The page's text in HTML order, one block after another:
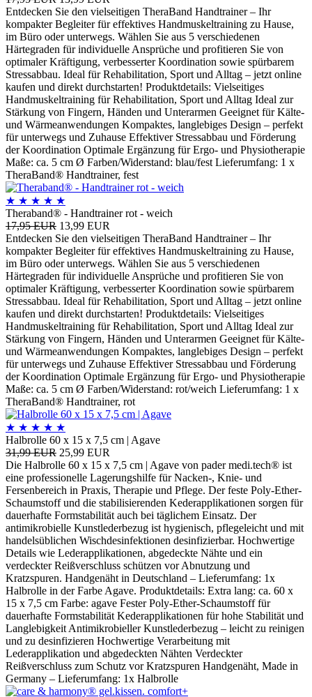
Entdecken Sie den vielseitigen TheraBand Handtrainer – Ihr
kompakter Begleiter für effektives Handmuskeltraining zu Hause,
im Büro oder unterwegs. Wählen Sie aus 5 verschiedenen
Härtegraden für individuelle Ansprüche und profitieren Sie von
optimaler Kräftigung, verbesserter Koordination sowie spürbarem
Stressabbau. Ideal für Rehabilitation, Sport und Alltag – jetzt online
kaufen und direkt durchstarten! Produktdetails: Vielseitiges
Handmuskeltraining für Rehabilitation, Sport und Alltag Ideal zur
Stärkung von Fingern, Händen und Unterarmen Geeignet für Kälte-
und Wärmeanwendungen Kompaktes, langlebiges Design – perfekt
für unterwegs und Zuhause Effektiver Stressabbau und Förderung
der Koordination Optimale Ergänzung für Ergo- und Physiotherapie
Maße: ca. 5 cm Ø Farben/Widerstand: blau/fest Lieferumfang: 1 x
TheraBand® Handtrainer, fest
★ ★ ★ ★ ★
Theraband® - Handtrainer rot - weich
17,95 EUR 13,99 EUR
Entdecken Sie den vielseitigen TheraBand Handtrainer – Ihr
kompakter Begleiter für effektives Handmuskeltraining zu Hause,
im Büro oder unterwegs. Wählen Sie aus 5 verschiedenen
Härtegraden für individuelle Ansprüche und profitieren Sie von
optimaler Kräftigung, verbesserter Koordination sowie spürbarem
Stressabbau. Ideal für Rehabilitation, Sport und Alltag – jetzt online
kaufen und direkt durchstarten! Produktdetails: Vielseitiges
Handmuskeltraining für Rehabilitation, Sport und Alltag Ideal zur
Stärkung von Fingern, Händen und Unterarmen Geeignet für Kälte-
und Wärmeanwendungen Kompaktes, langlebiges Design – perfekt
für unterwegs und Zuhause Effektiver Stressabbau und Förderung
der Koordination Optimale Ergänzung für Ergo- und Physiotherapie
Maße: ca. 5 cm Ø Farben/Widerstand: rot/weich Lieferumfang: 1 x
TheraBand® Handtrainer, rot
★ ★ ★ ★ ★
Halbrolle 60 x 15 x 7,5 cm | Agave
31,99 EUR 25,99 EUR
Die Halbrolle 60 x 15 x 7,5 cm | Agave von pader medi.tech® ist
eine professionelle Lagerungshilfe für Nacken-, Knie- und
Fersenbereich in Praxis, Therapie und Pflege. Der feste Poly-Ether-
Schaumstoff und die stabilisierenden Kederapplikationen sorgen für
dauerhafte Formstabilität auch bei täglichem Einsatz. Der
antimikrobielle Kunstlederbezug ist hygienisch, pflegeleicht und mit
handelsüblichen Wischdesinfektionen desinfizierbar. Hochwertige
Details wie Lederapplikationen, abgedeckte Nähte und ein
verdeckter Reißverschluss schützen vor Abnutzung und
Kratzspuren. Handgenäht in Deutschland – Lieferumfang: 1x
Halbrolle in der Farbe Agave. Produktdetails: Extra lang: ca. 60 x
15 x 7,5 cm Farbe: agave Fester Poly-Ether-Schaumstoff für
dauerhafte Formstabilität Kederapplikationen für hohe Stabilität und
Langlebigkeit Antimikrobieller Kunstlederbezug – leicht zu reinigen
und zu desinfizieren Hochwertige Verarbeitung mit
Lederapplikation und abgedeckten Nähten Verdeckter
Reißverschluss zum Schutz vor Kratzspuren Handgenäht, Made in
Germany – Lieferumfang: 1x Halbrolle